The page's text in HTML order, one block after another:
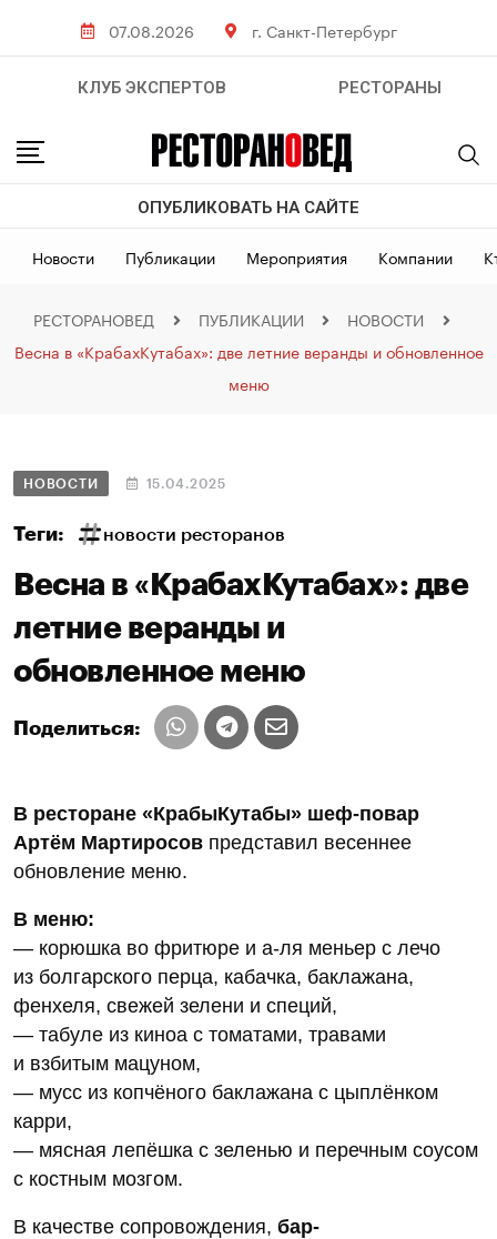
07.08.2026 г. Санкт-Петербург
КЛУБ ЭКСПЕРТОВ РЕСТОРАНЫ
ОПУБЛИКОВАТЬ НА САЙТЕ
Новости Публикации Мероприятия Компании
РЕСТОРАНОВЕД ПУБЛИКАЦИИ
НОВОСТИ
Весна в «КрабахКутабах»: две летние веранды и обновленное
меню
НОВОСТИ 15.04.2025
Теги: новости ресторанов
Весна в «КрабахКутабах»: две
летние веранды и
обновленное меню
Поделиться:
В ресторане «КрабыКутабы» шеф-повар
Артём Мартиросов представил весеннее
обновление меню.
В меню:
— корюшка во фритюре и а-ля меньер с лечо
из болгарского перца, кабачка, баклажана,
фенхеля, свежей зелени и специй,
— табуле из киноа с томатами, травами
и взбитым мацуном,
— мусс из копчёного баклажана с цыплёнком
карри,
— мясная лепёшка с зеленью и перечным соусом
с костным мозгом.
В качестве сопровождения, бар-